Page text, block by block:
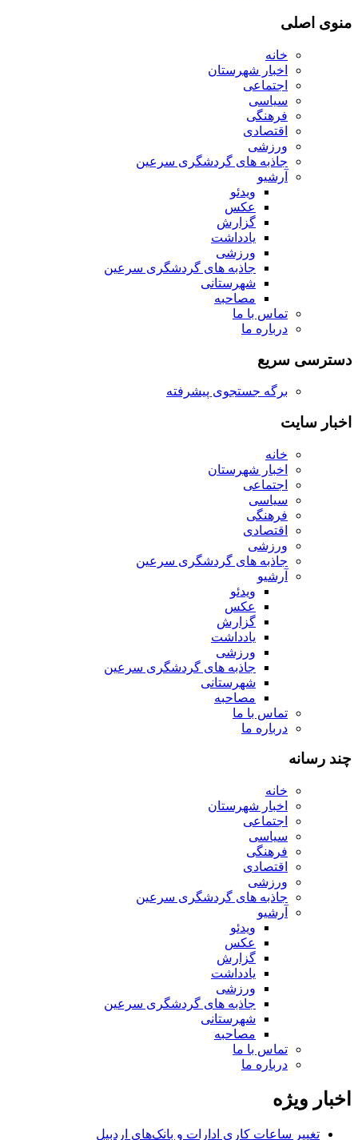
منوی اصلی
خانه
اخبار شهرستان
اجتماعی
سیاسی
فرهنگی
اقتصادی
ورزشی
جاذبه های گردشگری سرعین
آرشیو
ویدئو
عکس
گزارش
یادداشت
ورزشی
جاذبه های گردشگری سرعین
شهرستانی
مصاحبه
تماس با ما
درباره ما
دسترسی سریع
برگه جستجوی پیشرفته
اخبار سایت
خانه
اخبار شهرستان
اجتماعی
سیاسی
فرهنگی
اقتصادی
ورزشی
جاذبه های گردشگری سرعین
آرشیو
ویدئو
عکس
گزارش
یادداشت
ورزشی
جاذبه های گردشگری سرعین
شهرستانی
مصاحبه
تماس با ما
درباره ما
چند رسانه
خانه
اخبار شهرستان
اجتماعی
سیاسی
فرهنگی
اقتصادی
ورزشی
جاذبه های گردشگری سرعین
آرشیو
ویدئو
عکس
گزارش
یادداشت
ورزشی
جاذبه های گردشگری سرعین
شهرستانی
مصاحبه
تماس با ما
درباره ما
اخبار ویژه
تغییر ساعات کاری ادارات و بانک‌های اردبیل